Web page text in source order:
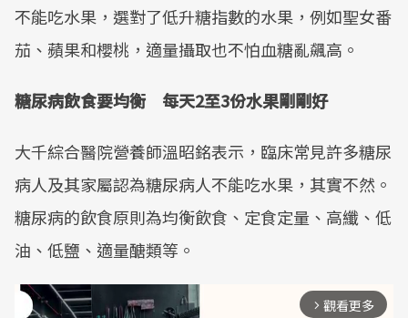
不能吃水果，選對了低升糖指數的水果，例如聖女番
茄、蘋果和櫻桃，適量攝取也不怕血糖亂飆高。
糖尿病飲食要均衡 每天2至3份水果剛剛好
大千綜合醫院營養師溫昭銘表示，臨床常見許多糖尿
病人及其家屬認為糖尿病人不能吃水果，其實不然。
糖尿病的飲食原則為均衡飲食、定食定量、高纖、低
油、低鹽、適量醣類等。
arrow_forward_ios 觀看更多